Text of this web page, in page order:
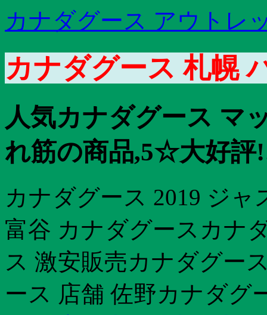
カナダグース アウトレ
カナダグース 札幌
人気カナダグース マ
れ筋の商品,5☆大好評
カナダグース 2019 ジ
富谷 カナダグースカナ
ス 激安販売カナダグー
ース 店舗 佐野カナダグ